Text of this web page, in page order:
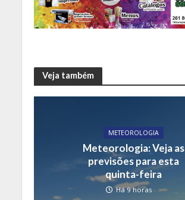
Veja também
METEOROLOGIA
Meteorologia: Veja as
previsões para esta
quinta-feira
Há 9 horas